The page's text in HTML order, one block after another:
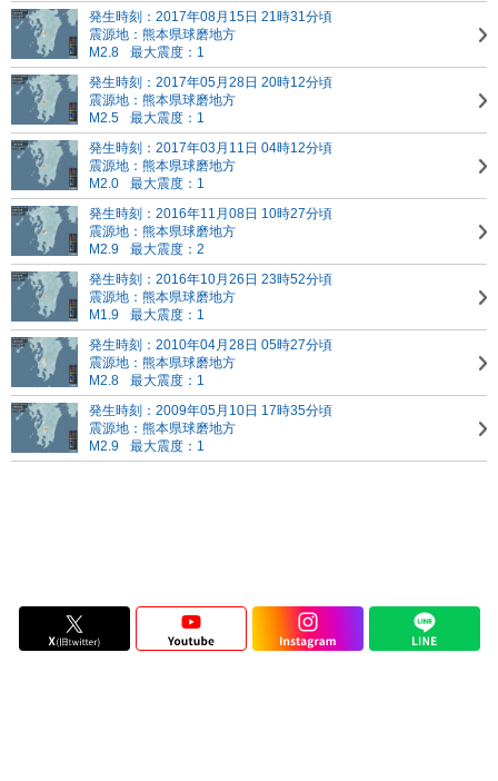
発生時刻：2017年08月15日 21時31分頃
震源地：熊本県球磨地方
M2.8
最大震度：1
発生時刻：2017年05月28日 20時12分頃
震源地：熊本県球磨地方
M2.5
最大震度：1
発生時刻：2017年03月11日 04時12分頃
震源地：熊本県球磨地方
M2.0
最大震度：1
発生時刻：2016年11月08日 10時27分頃
震源地：熊本県球磨地方
M2.9
最大震度：2
発生時刻：2016年10月26日 23時52分頃
震源地：熊本県球磨地方
M1.9
最大震度：1
発生時刻：2010年04月28日 05時27分頃
震源地：熊本県球磨地方
M2.8
最大震度：1
発生時刻：2009年05月10日 17時35分頃
震源地：熊本県球磨地方
M2.9
最大震度：1